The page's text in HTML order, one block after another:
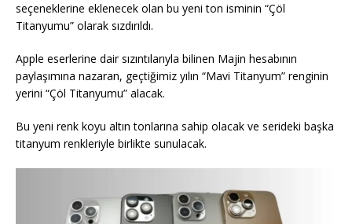
seçeneklerine eklenecek olan bu yeni ton isminin “Çöl
Titanyumu” olarak sızdırıldı.
Apple eserlerine dair sızıntılarıyla bilinen Majin hesabının
paylaşımına nazaran, geçtiğimiz yılın “Mavi Titanyum” renginin
yerini “Çöl Titanyumu” alacak.
Bu yeni renk koyu altın tonlarına sahip olacak ve serideki başka
titanyum renkleriyle birlikte sunulacak.